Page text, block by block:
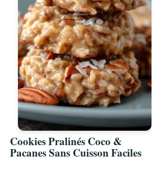
Cookies Pralinés Coco &
Pacanes Sans Cuisson Faciles